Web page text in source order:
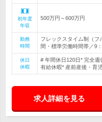
初年度
年収
500万円～600万円
勤務
時間
フレックスタイム制（フ
間・標準労働時間帯／9
休日
休暇
# 年間休日120日* 完全
有給休暇* 産前産後・育
求人詳細を見る